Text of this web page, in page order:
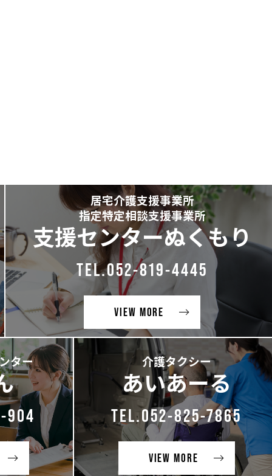
居宅介護支援事業所
指定特定相談支援事業所
支援センターぬくもり
TEL.052-819-4445
VIEW MORE
ター
904
介護タクシー
あいあーる
TEL.052-825-7865
VIEW MORE